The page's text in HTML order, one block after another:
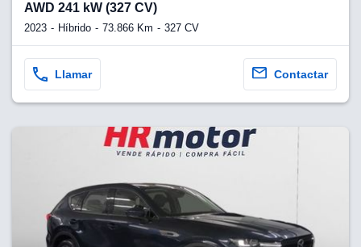
AWD 241 kW (327 CV)
2023 Híbrido 73.866 Km 327 CV
Llamar Contactar